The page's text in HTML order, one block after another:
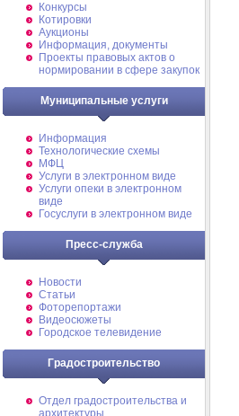
Конкурсы
Котировки
Аукционы
Информация, документы
Проекты правовых актов о
нормировании в сфере закупок
Муниципальные услуги
Информация
Технологические схемы
МФЦ
Услуги в электронном виде
Услуги опеки в электронном
виде
Госуслуги в электронном виде
Пресс-служба
Новости
Статьи
Фоторепортажи
Видеосюжеты
Городское телевидение
Градостроительство
Отдел градостроительства и
архитектуры